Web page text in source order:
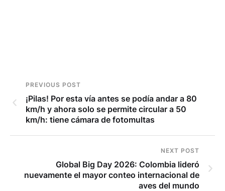
PREVIOUS POST
¡Pilas! Por esta vía antes se podía andar a 80
km/h y ahora solo se permite circular a 50
km/h: tiene cámara de fotomultas
NEXT POST
Global Big Day 2026: Colombia lideró
nuevamente el mayor conteo internacional de
aves del mundo